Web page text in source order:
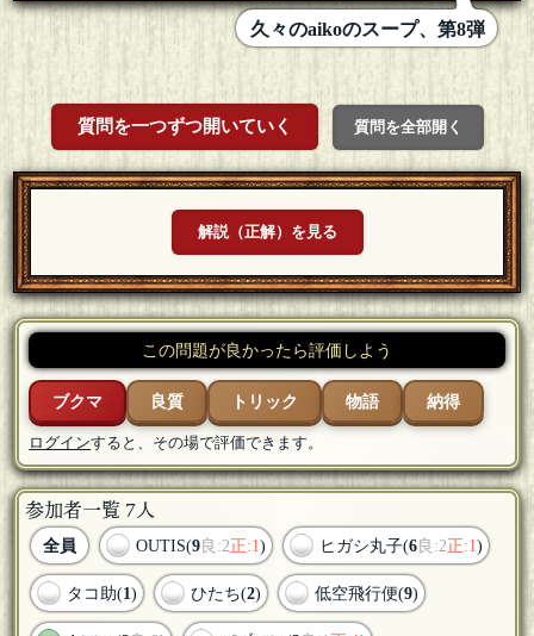
久々のaikoのスープ、第8弾
質問を一つずつ開いていく 質問を全部開く
解説（正解）を見る
この問題が良かったら評価しよう
ブクマ 良質 トリック 物語 納得
ログインすると、その場で評価できます。
参加者一覧 7人
全員 OUTIS(9良:2正:1) ヒガシ丸子(6良:2正:1)
タコ助(1) ひたち(2) 低空飛行便(9)